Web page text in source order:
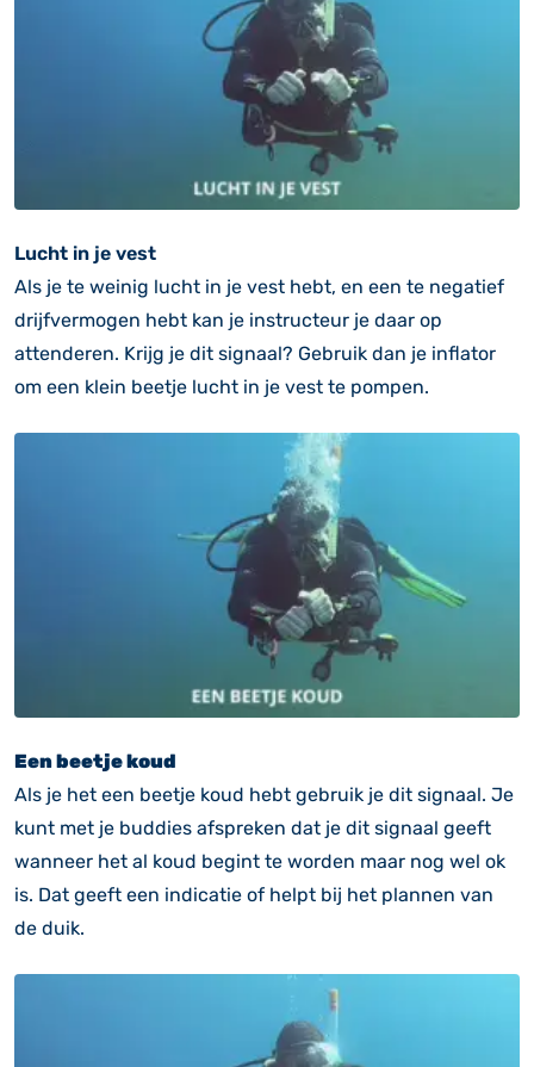
Lucht in je vest
Als je te weinig lucht in je vest hebt, en een te negatief
drijfvermogen hebt kan je instructeur je daar op
attenderen. Krijg je dit signaal? Gebruik dan je inflator
om een klein beetje lucht in je vest te pompen.
Een beetje koud
Als je het een beetje koud hebt gebruik je dit signaal. Je
kunt met je buddies afspreken dat je dit signaal geeft
wanneer het al koud begint te worden maar nog wel ok
is. Dat geeft een indicatie of helpt bij het plannen van
de duik.